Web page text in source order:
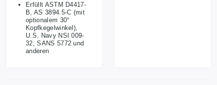
Erfüllt ASTM D4417-
B, AS 3894.5-C (mit
optionalem 30°
Kopfkegelwinkel),
U.S. Navy NSI 009-
32, SANS 5772 und
anderen